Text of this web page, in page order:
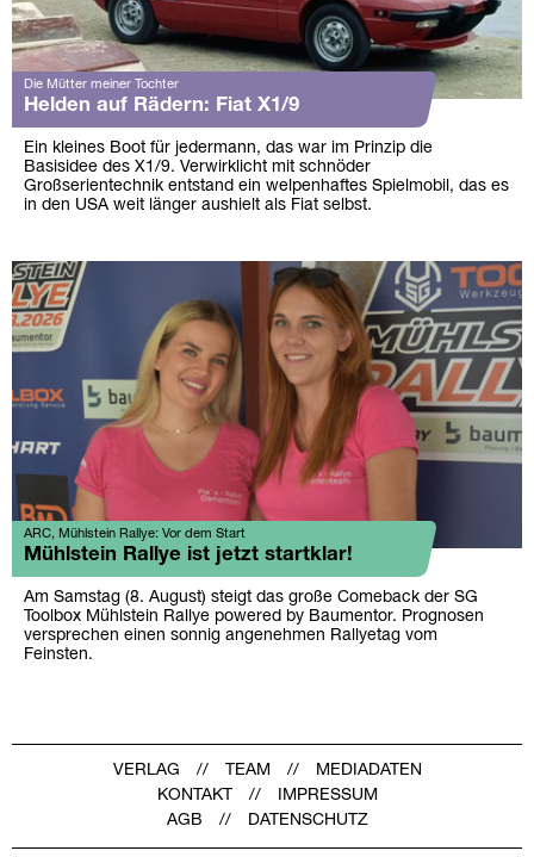
Die Mütter meiner Tochter
Helden auf Rädern: Fiat X1/9
Ein kleines Boot für jedermann, das war im Prinzip die
Basisidee des X1/9. Verwirklicht mit schnöder
Großserientechnik entstand ein welpenhaftes Spielmobil, das es
in den USA weit länger aushielt als Fiat selbst.
ARC, Mühlstein Rallye: Vor dem Start
Mühlstein Rallye ist jetzt startklar!
Am Samstag (8. August) steigt das große Comeback der SG
Toolbox Mühlstein Rallye powered by Baumentor. Prognosen
versprechen einen sonnig angenehmen Rallyetag vom
Feinsten.
VERLAG TEAM
MEDIADATEN
KONTAKT
IMPRESSUM
AGB
DATENSCHUTZ